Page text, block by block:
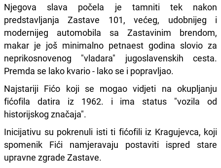
Njegova slava počela je tamniti tek nakon
predstavljanja Zastave 101, većeg, udobnijeg i
modernijeg automobila sa Zastavinim brendom,
makar je još minimalno petnaest godina slovio za
neprikosnovenog "vladara" jugoslavenskih cesta.
Premda se lako kvario - lako se i popravljao.
Najstariji Fićo koji se mogao vidjeti na okupljanju
fićofila datira iz 1962. i ima status "vozila od
historijskog značaja".
Inicijativu su pokrenuli isti ti fićofili iz Kragujevca, koji
spomenik Fići namjeravaju postaviti ispred stare
upravne zgrade Zastave.